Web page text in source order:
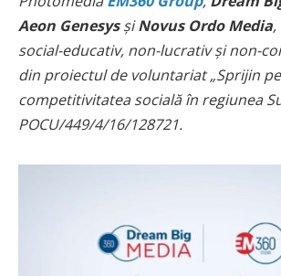
Aeon GenesysșiNovus Ordo Media
social-educativ, non-lucrativ și non-
din proiectul de voluntariat „Sprijin
competitivitatea socială în regiunea
POCU/449/4/16/128721.